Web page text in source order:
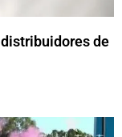
de